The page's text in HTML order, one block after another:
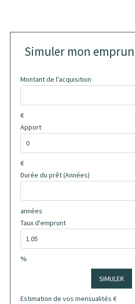
Simuler mon
Montant de l'acquisition
€
Apport
€
Durée du prêt (Années)
années
Taux d'emprunt
%
SIMULER
Estimation de vos mensualités €